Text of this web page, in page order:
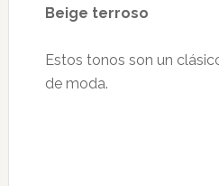
Beige terroso
Estos tonos son un
de moda.